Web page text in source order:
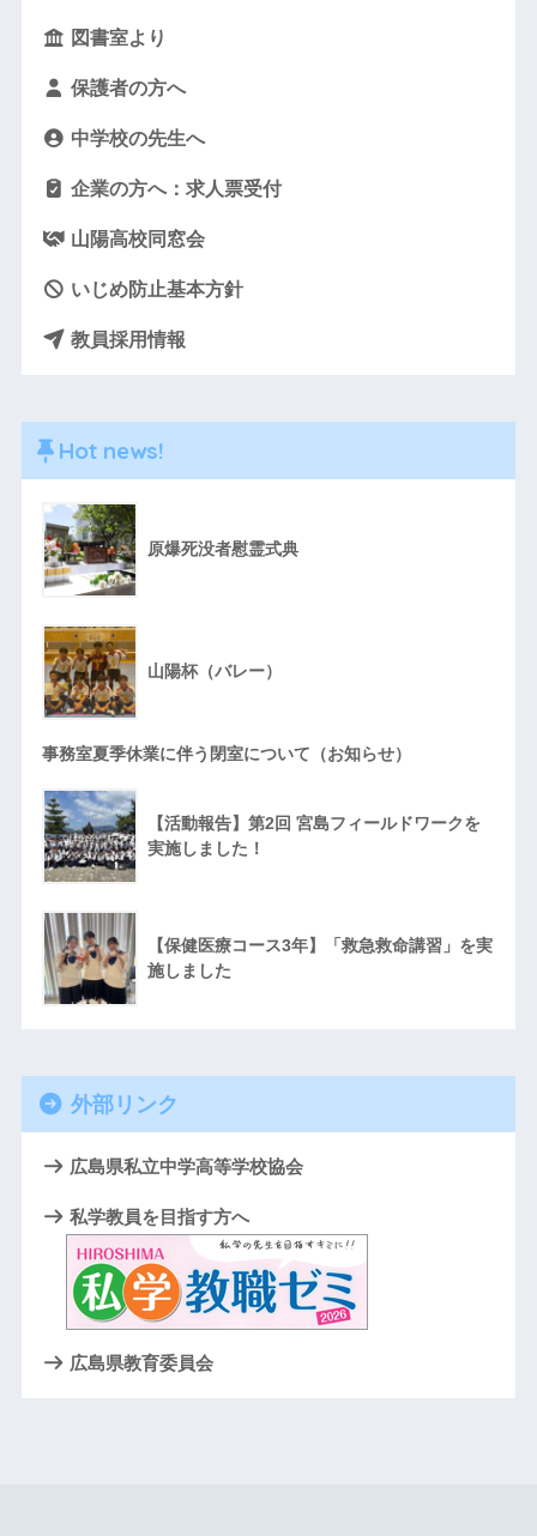
図書室より
保護者の方へ
中学校の先生へ
企業の方へ：求人票受付
山陽高校同窓会
いじめ防止基本方針
教員採用情報
Hot news!
原爆死没者慰霊式典
山陽杯（バレー）
事務室夏季休業に伴う閉室について（お知らせ）
【活動報告】第2回 宮島フィールドワークを
実施しました！
【保健医療コース3年】「救急救命講習」を実
施しました
外部リンク
広島県私立中学高等学校協会
私学教員を目指す方へ
広島県教育委員会